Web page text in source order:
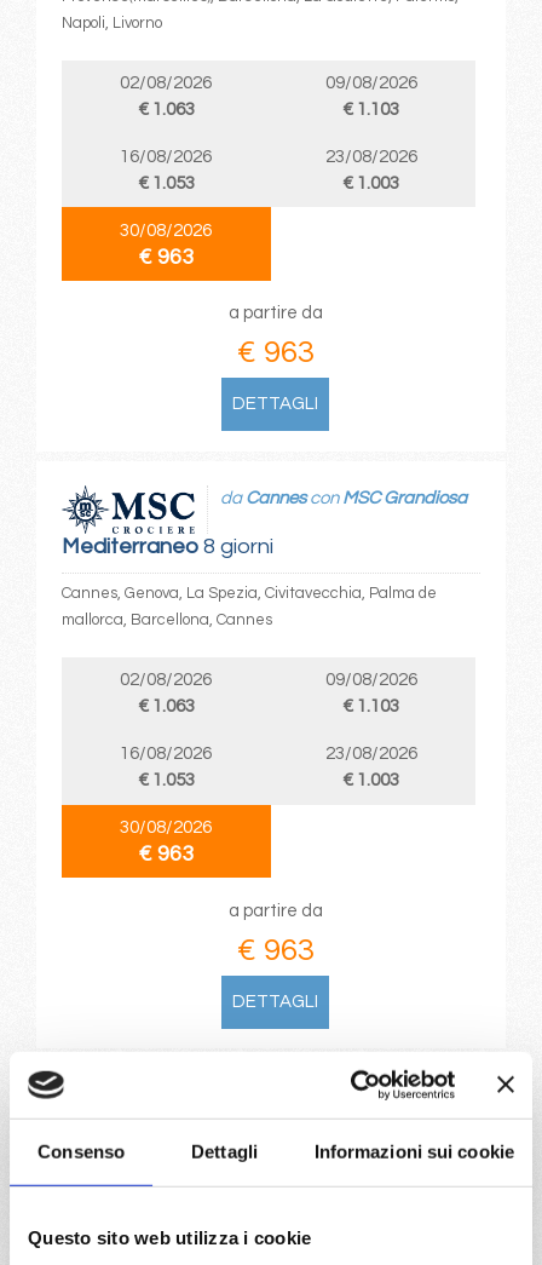
Consenso Dettagli Informazioni sui cookie
Questo sito web utilizza i cookie
Napoli, Livorno
02/08/2026
€ 1.063
09/08/2026
€ 1.103
16/08/2026
€ 1.053
23/08/2026
€ 1.003
30/08/2026
€ 963
a partire da
€ 963
DETTAGLI
Mediterraneo8 giorni
da Cannescon MSC Grandiosa
Cannes, Genova, La Spezia, Civitavecchia, Palma de
mallorca, Barcellona, Cannes
02/08/2026
€ 1.063
09/08/2026
€ 1.103
16/08/2026
€ 1.053
23/08/2026
€ 1.003
30/08/2026
€ 963
a partire da
€ 963
DETTAGLI
Mediterraneo8 giorni
MSC Grandiosa
Genova, La Spezia, Civitavecchia, Palma de mallorca,